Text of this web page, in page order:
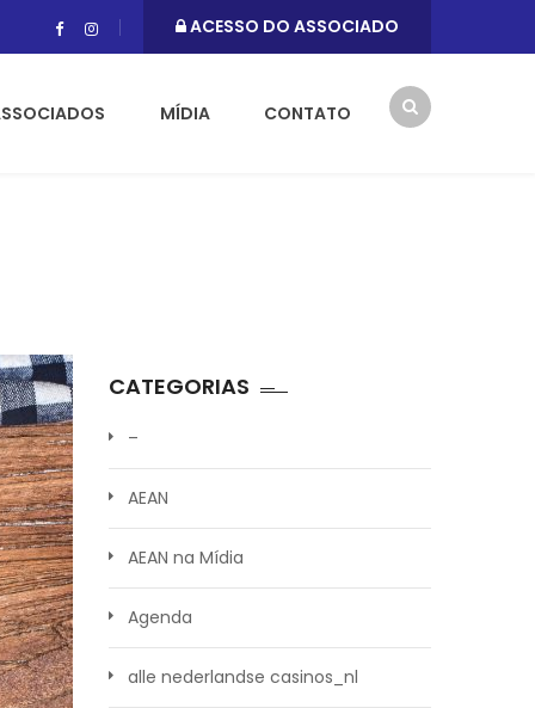
ACESSO DO ASSOCIADO
MÍDIA CONTATO
CATEGORIAS
–
AEAN
AEAN na Mídia
Agenda
alle nederlandse casinos_nl